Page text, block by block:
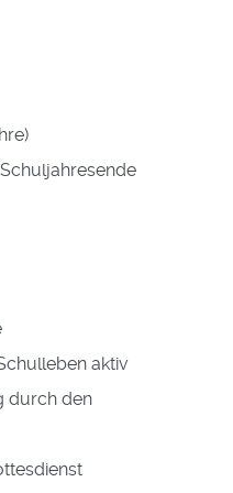
aktiv
durch den